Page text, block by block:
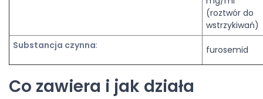
(roztwór do
wstrzykiwań)
Substancja czynna: furosemid
Co zawiera i jak działa